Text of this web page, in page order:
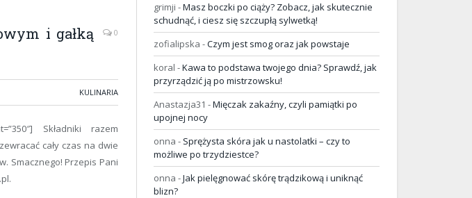
i gałką
0
KULINARIA
Składniki razem
cały czas na dwie
Smacznego! Przepis Pani
grimji -Masz boczki po ciąży? Zobacz, jak skutecznie
schudnąć, i ciesz się szczupłą sylwetką!
zofialipska -Czym jest smog oraz jak powstaje
koral -Kawa to podstawa twojego dnia? Sprawdź, jak
przyrządzić ją po mistrzowsku!
Anastazja31 -Mięczak zakaźny, czyli pamiątki po
upojnej nocy
onna - Sprężysta skóra jak u nastolatki – czy to
możliwe po trzydziestce?
onna -Jak pielęgnować skórę trądzikową i uniknąć
blizn?